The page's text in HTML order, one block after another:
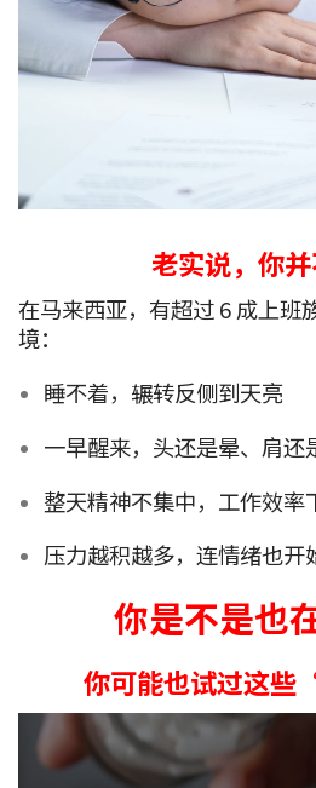
老实说，你
在马来西亚，有超过 6 成上班
境：
睡不着，辗转反侧到天亮
一早醒来，头还是晕、肩还
整天精神不集中，工作效率
压力越积越多，连情绪也开
你是不是也
你可能也试过这些